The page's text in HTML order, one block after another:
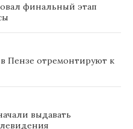
финальный этап
Пензе отремонтируют к
выдавать